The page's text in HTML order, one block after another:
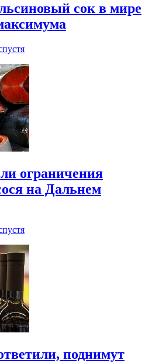
сок в мире
ограничения
на Дальнем
поднимут